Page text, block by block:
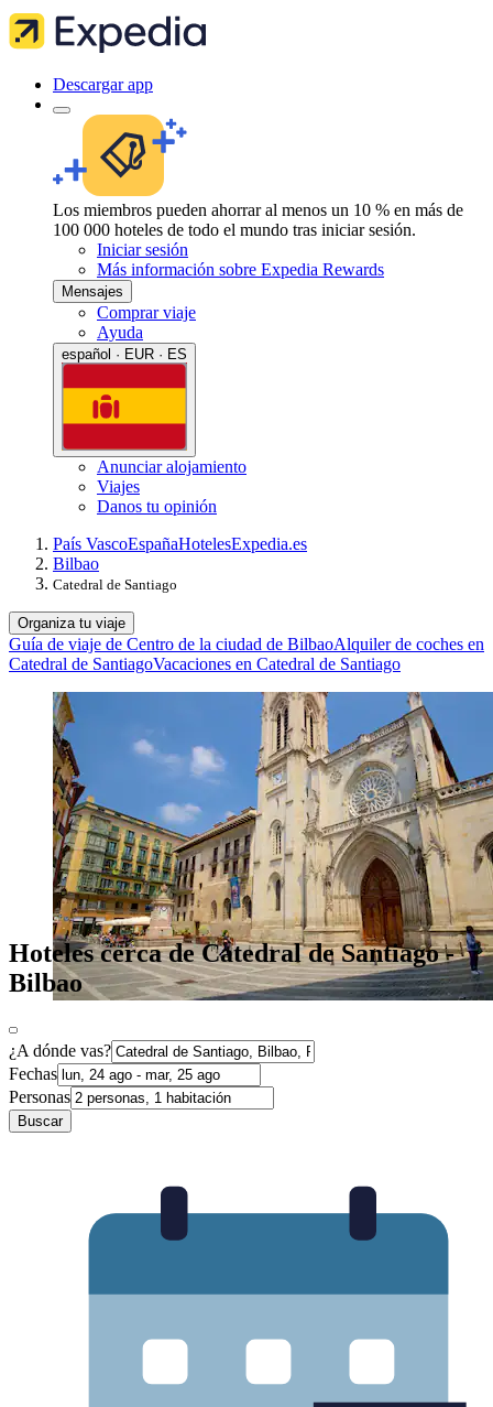
Descargar app
Los miembros pueden ahorrar al menos un 10 % en más de
100 000 hoteles de todo el mundo tras iniciar sesión.
Iniciar sesión
Más información sobre Expedia Rewards
Mensajes
Comprar viaje
Ayuda
español · EUR · ES
Anunciar alojamiento
Viajes
Danos tu opinión
País VascoEspañaHotelesExpedia.es
Bilbao
Catedral de Santiago
Organiza tu viaje
Guía de viaje de Centro de la ciudad de BilbaoAlquiler de coches en
Catedral de SantiagoVacaciones en Catedral de Santiago
Hoteles cerca de Catedral de Santiago -
Bilbao
¿A dónde vas?
Fechas
Personas
Buscar